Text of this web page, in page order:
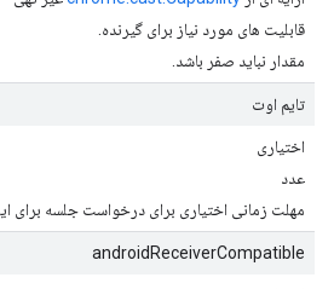
قابلیت های مورد نیاز برای گیرنده.
مقدار نباید صفر باشد.
تایم اوت
اختیاری
عدد
مهلت زمانی اختیاری برای درخواست جلسه برای
androidReceiverCompatible